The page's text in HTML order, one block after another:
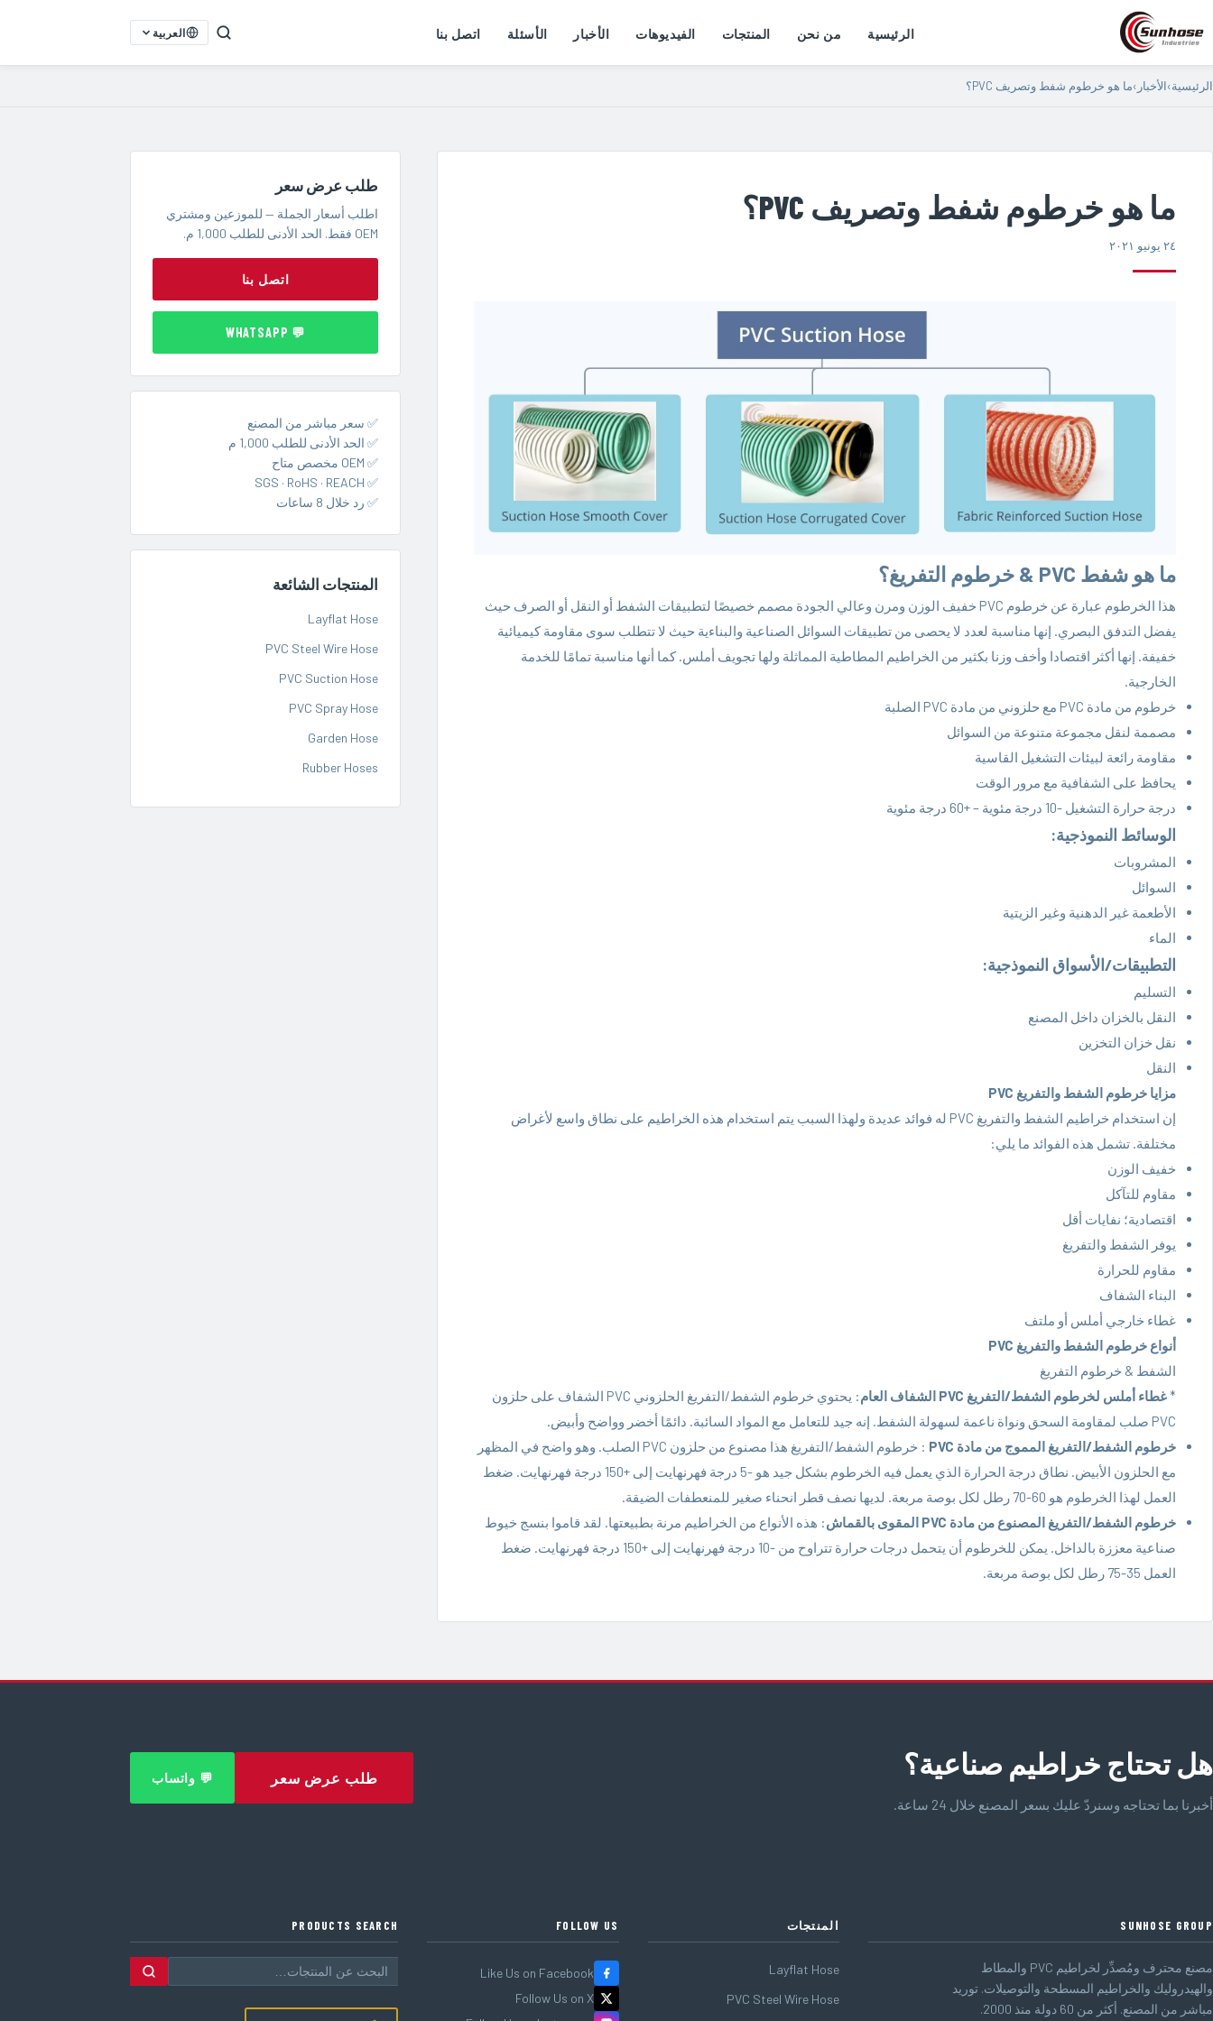
الرئيسية من نحن المنتجات الفيديوهات الأخبار الأسئلة اتصل بنا العربية
الرئيسية›الأخبار ›ما هو خرطوم شفط وتصريف PVC؟
ما هو خرطوم شفط وتصريف PVC؟
٢٤ يونيو ٢٠٢١
ما هو شفط PVC & خرطوم التفريغ؟
هذا الخرطوم عبارة عن خرطوم PVC خفيف الوزن ومرن وعالي الجودة مصمم خصيصًا لتطبيقات الشفط أو النقل أو الصرف حيث
يفضل التدفق البصري. إنها مناسبة لعدد لا يحصى من تطبيقات السوائل الصناعية والبناءية حيث لا تتطلب سوى مقاومة كيميائية
خفيفة. إنها أكثر اقتصادا وأخف وزنا بكثير من الخراطيم المطاطية المماثلة ولها تجويف أملس. كما أنها مناسبة تمامًا للخدمة
الخارجية.
خرطوم من مادة PVC مع حلزوني من مادة PVC الصلبة
مصممة لنقل مجموعة متنوعة من السوائل
مقاومة رائعة لبيئات التشغيل القاسية
يحافظ على الشفافية مع مرور الوقت
درجة حرارة التشغيل -10 درجة مئوية – +60 درجة مئوية
الوسائط النموذجية:
المشروبات
السوائل
الأطعمة غير الدهنية وغير الزيتية
الماء
التطبيقات/الأسواق النموذجية:
التسليم
النقل بالخزان داخل المصنع
نقل خزان التخزين
النقل
مزايا خرطوم الشفط والتفريغ PVC
إن استخدام خراطيم الشفط والتفريغ PVC له فوائد عديدة ولهذا السبب يتم استخدام هذه الخراطيم على نطاق واسع لأغراض
مختلفة. تشمل هذه الفوائد ما يلي:
خفيف الوزن
مقاوم للتآكل
اقتصادية؛ نفايات أقل
يوفر الشفط والتفريغ
مقاوم للحرارة
البناء الشفاف
غطاء خارجي أملس أو ملتف
أنواع خرطوم الشفط والتفريغ PVC
الشفط & خرطوم التفريغ
* غطاء أملس لخرطوم الشفط/التفريغ PVC الشفاف العام
: يحتوي خرطوم الشفط/التفريغ الحلزوني PVC الشفاف على حلزون
PVC صلب لمقاومة السحق ونواة ناعمة لسهولة الشفط. إنه جيد للتعامل مع المواد السائبة. دائمًا أخضر وواضح وأبيض.
خرطوم الشفط/التفريغ المموج من مادة PVC
: خرطوم الشفط/التفريغ هذا مصنوع من حلزون PVC الصلب. وهو واضح في المظهر
مع الحلزون الأبيض. نطاق درجة الحرارة الذي يعمل فيه الخرطوم بشكل جيد هو -5 درجة فهرنهايت إلى +150 درجة فهرنهايت. ضغط
العمل لهذا الخرطوم هو 60-70 رطل لكل بوصة مربعة. لديها نصف قطر انحناء صغير للمنعطفات الضيقة.
خرطوم الشفط/التفريغ المصنوع من مادة PVC المقوى بالقماش
: هذه الأنواع من الخراطيم مرنة بطبيعتها. لقد قاموا بنسج خيوط
صناعية معززة بالداخل. يمكن للخرطوم أن يتحمل درجات حرارة تتراوح من -10 درجة فهرنهايت إلى +150 درجة فهرنهايت. ضغط
العمل 35-75 رطل لكل بوصة مربعة.
طلب عرض سعر
اطلب أسعار الجملة — للموزعين ومشتري
OEM فقط. الحد الأدنى للطلب 1,000 م.
اتصل بنا
💬 WHATSAPP
✅ سعر مباشر من المصنع
✅ الحد الأدنى للطلب 1,000 م
✅ OEM مخصص متاح
✅ SGS · RoHS · REACH
✅ رد خلال 8 ساعات
المنتجات الشائعة
Layflat Hose
PVC Steel Wire Hose
PVC Suction Hose
PVC Spray Hose
Garden Hose
Rubber Hoses
هل تحتاج خراطيم صناعية؟
أخبرنا بما تحتاجه وسنردّ عليك بسعر المصنع خلال 24 ساعة.
طلب عرض سعر 💬 واتساب
SUNHOSE GROUP
مصنع محترف ومُصدِّر لخراطيم PVC والمطاط
والهيدروليك والخراطيم المسطحة والتوصيلات. توريد
مباشر من المصنع. أكثر من 60 دولة منذ 2000.
المنتجات
Layflat Hose
PVC Steel Wire Hose
FOLLOW US
Like Us on Facebook
Follow Us on X
PRODUCTS SEARCH